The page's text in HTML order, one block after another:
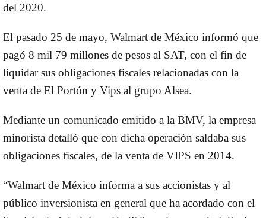
del 2020.
El pasado 25 de mayo, Walmart de México informó que
pagó 8 mil 79 millones de pesos al SAT, con el fin de
liquidar sus obligaciones fiscales relacionadas con la
venta de El Portón y Vips al grupo Alsea.
Mediante un comunicado emitido a la BMV, la empresa
minorista detalló que con dicha operación saldaba sus
obligaciones fiscales, de la venta de VIPS en 2014.
“Walmart de México informa a sus accionistas y al
público inversionista en general que ha acordado con el